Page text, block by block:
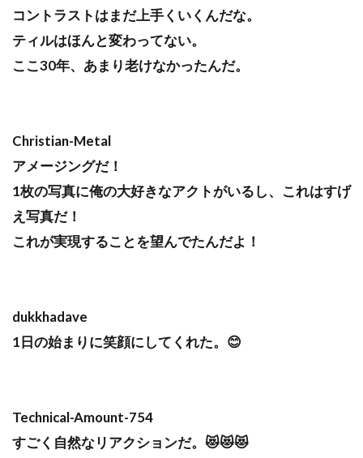
コントラストはまだ上手くいくんだな。
ティルはほんと変わってない。
ここ30年、あまり老けなかったんだ。
Christian-Metal
アメージングだ！
1枚の写真に俺の大好きなアクトがいるし、これはすげ
え写真だ！
これが実現することを望んでたんだよ！
dukkhadave
1日の始まりに笑顔にしてくれた。😊
Technical-Amount-754
すごく自然なリアクションだ。😻😻😻